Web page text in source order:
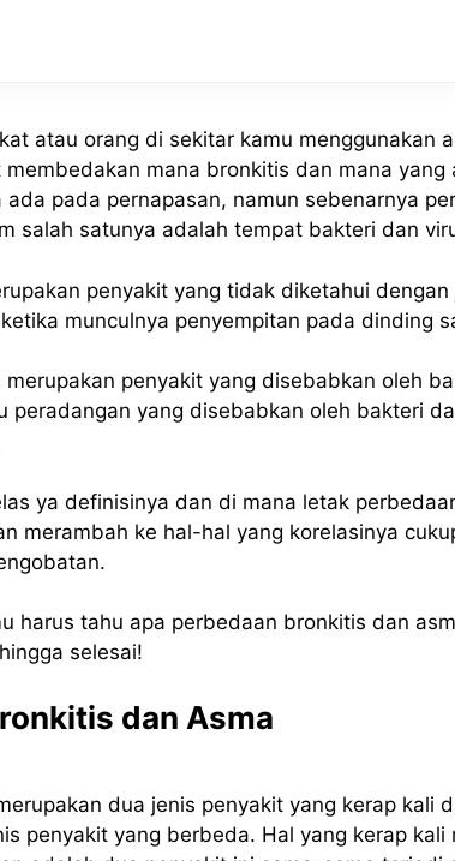
atau orang di sekitar kamu menggunakan
mana bronkitis dan mana yang
ada pada pernapasan, namun sebenarnya
salah satunya adalah tempat bakteri dan
penyakit yang tidak diketahui
munculnya penyempitan pada dinding
penyakit yang disebabkan oleh
peradangan yang disebabkan oleh bakteri
ya definisinya dan di mana letak
merambah ke hal-hal yang korelasinya
harus tahu apa perbedaan bronkitis dan
selesai!
dan Asma
dua jenis penyakit yang kerap kali
penyakit yang berbeda. Hal yang kerap kali